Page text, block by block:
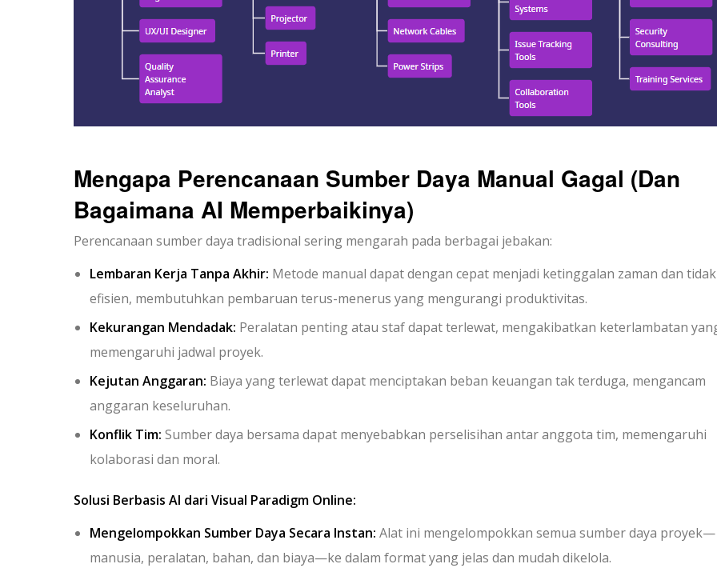
Mengapa Perencanaan Sumber Daya Manual Gagal (Dan
Bagaimana AI Memperbaikinya)
Perencanaan sumber daya tradisional sering mengarah pada berbagai jebakan:
Lembaran Kerja Tanpa Akhir: Metode manual dapat dengan cepat menjadi ketinggalan zaman dan tidak
efisien, membutuhkan pembaruan terus-menerus yang mengurangi produktivitas.
Kekurangan Mendadak: Peralatan penting atau staf dapat terlewat, mengakibatkan keterlambatan
memengaruhi jadwal proyek.
Kejutan Anggaran: Biaya yang terlewat dapat menciptakan beban keuangan tak terduga, mengancam
anggaran keseluruhan.
Konflik Tim: Sumber daya bersama dapat menyebabkan perselisihan antar anggota tim, memengaruhi
kolaborasi dan moral.
Solusi Berbasis AI dari Visual Paradigm Online:
Mengelompokkan Sumber Daya Secara Instan: Alat ini mengelompokkan semua sumber daya proyek—
manusia, peralatan, bahan, dan biaya—ke dalam format yang jelas dan mudah dikelola.